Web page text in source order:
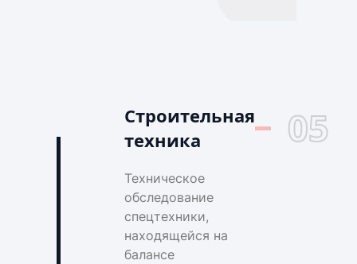
Строительная
техника
05
Техническое
обследование
спецтехники,
находящейся на
балансе